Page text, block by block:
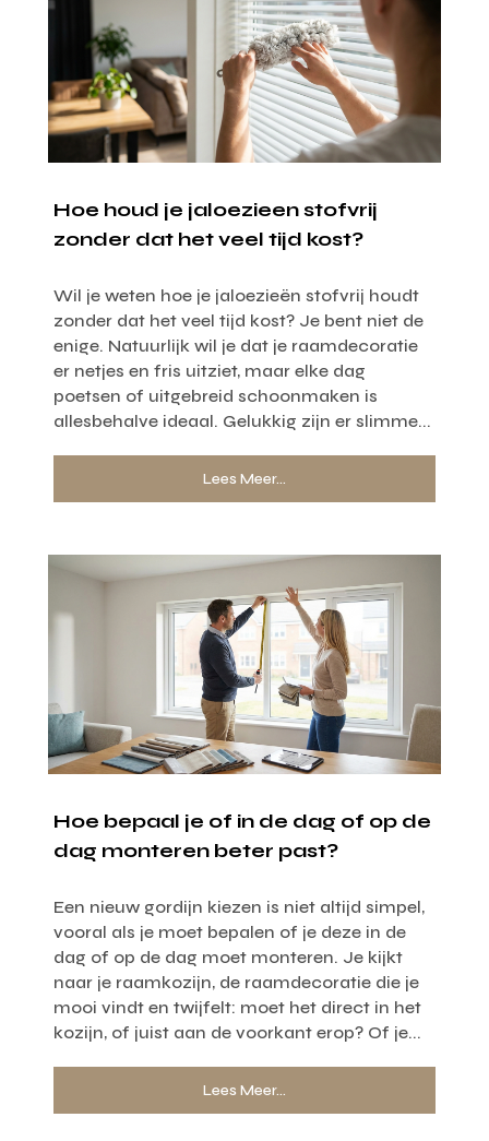
Hoe houd je jaloezieen stofvrij
zonder dat het veel tijd kost?
Wil je weten hoe je jaloezieën stofvrij houdt
zonder dat het veel tijd kost? Je bent niet de
enige. Natuurlijk wil je dat je raamdecoratie
er netjes en fris uitziet, maar elke dag
poetsen of uitgebreid schoonmaken is
allesbehalve ideaal. Gelukkig zijn er slimme...
Lees Meer...
Hoe bepaal je of in de dag of op de
dag monteren beter past?
Een nieuw gordijn kiezen is niet altijd simpel,
vooral als je moet bepalen of je deze in de
dag of op de dag moet monteren. Je kijkt
naar je raamkozijn, de raamdecoratie die je
mooi vindt en twijfelt: moet het direct in het
kozijn, of juist aan de voorkant erop? Of je...
Lees Meer...